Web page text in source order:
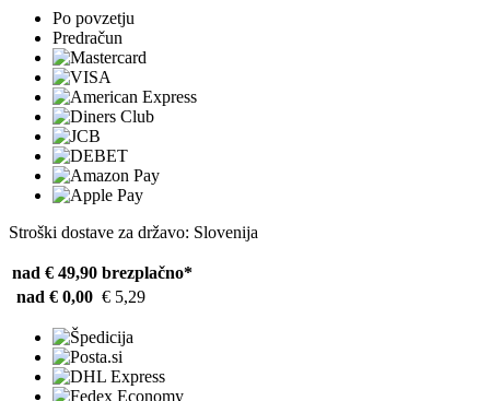
Po povzetju
Predračun
Stroški dostave za državo: Slovenija
nad € 49,90 brezplačno*
nad € 0,00 € 5,29